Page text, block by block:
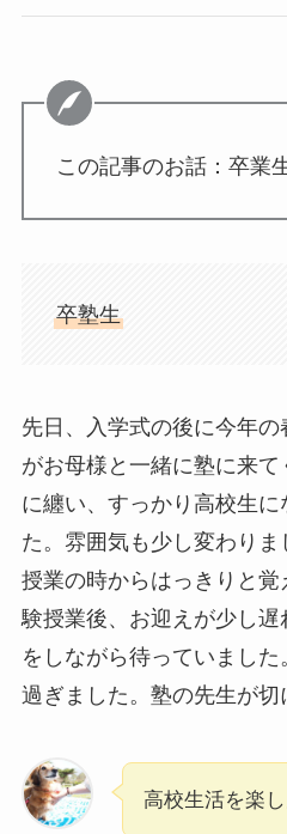
この記事のお話：卒業
卒塾生
先日、入学式の後に今年
がお母様と一緒に塾に来
に纏い、すっかり高校生
た。雰囲気も少し変わり
授業の時からはっきりと
験授業後、お迎えが少し
をしながら待っていまし
過ぎました。塾の先生が切
高校生活を楽